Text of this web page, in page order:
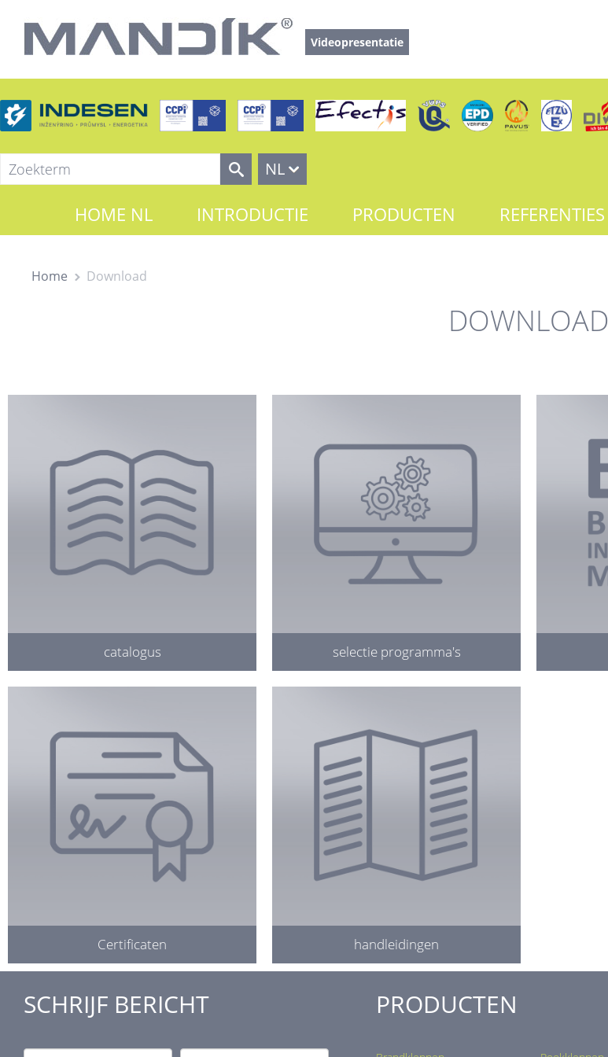
Videopresentatie
NL
HOME NL INTRODUCTIE PRODUCTEN REFERENTIES
Home Download
DOWNLOAD
catalogus selectie programma's
Certificaten handleidingen
SCHRIJF BERICHT PRODUCTEN